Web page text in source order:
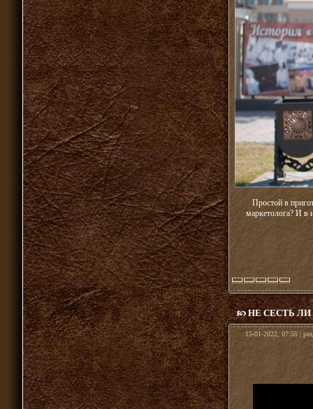
Простой в
маркетолога? И в
НЕ СЕСТЬ
15-01-2022, 07:55 |